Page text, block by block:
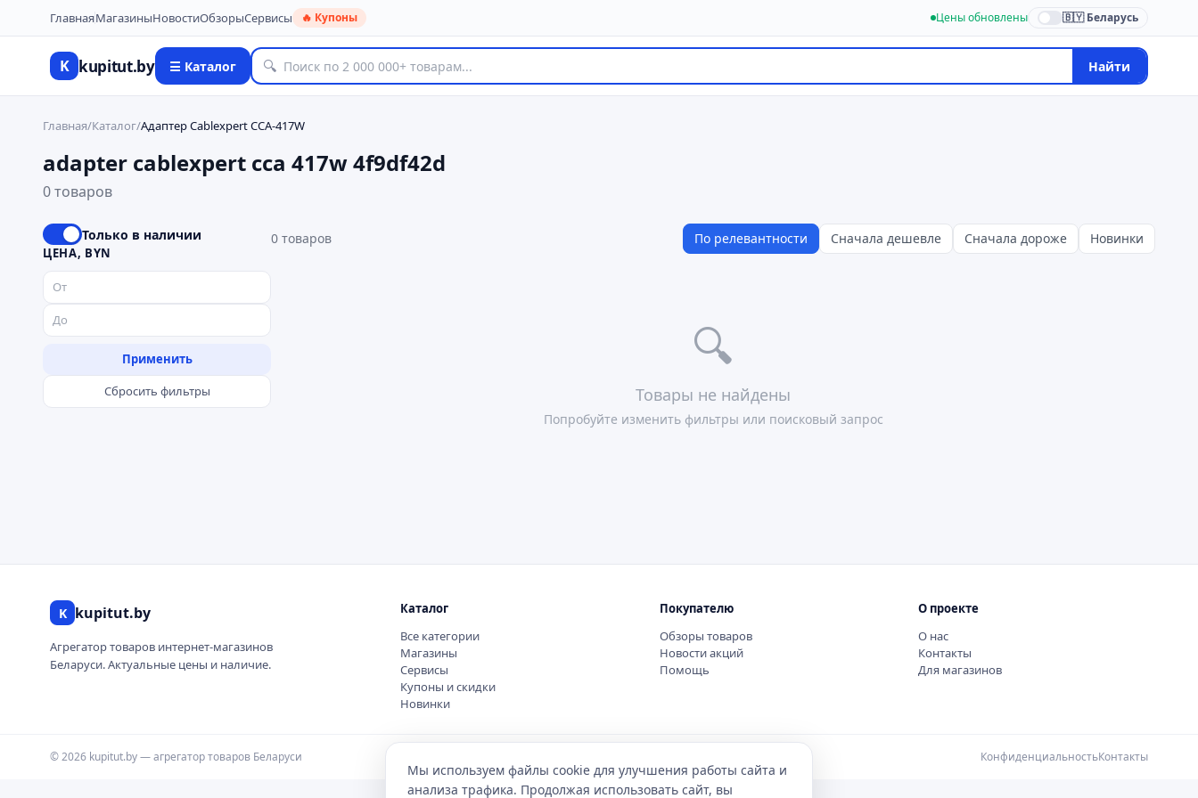
ГлавнаяМагазиныНовостиОбзорыСервисы 🔥 Купоны Цены обновлены 🇧🇾 Беларусь
K kupitut.by ☰ Каталог 🔍 Найти
Главная/Каталог/Адаптер Cablexpert CCA-417W
adapter cablexpert cca 417w 4f9df42d
0 товаров
Только в наличии
ЦЕНА, BYN
Применить
Сбросить фильтры
0 товаров По релевантности Сначала дешевле Сначала дороже Новинки
🔍
Товары не найдены
Попробуйте изменить фильтры или поисковый запрос
K kupitut.by
Агрегатор товаров интернет-магазинов
Беларуси. Актуальные цены и наличие.
Каталог
Все категории
Магазины
Сервисы
Купоны и скидки
Новинки
Покупателю
Обзоры товаров
Новости акций
Помощь
О проекте
О нас
Контакты
Для магазинов
© 2026 kupitut.by — агрегатор товаров Беларуси КонфиденциальностьКонтакты
Мы используем файлы cookie для улучшения работы сайта и
анализа трафика. Продолжая использовать сайт, вы